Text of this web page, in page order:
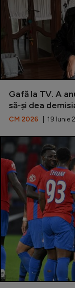
Gafă la TV. A
să-și dea
CM 2026 | 19 Iunie